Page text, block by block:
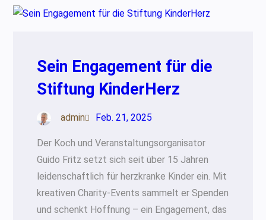
Sein Engagement für die
Stiftung KinderHerz
admin Feb. 21, 2025
Der Koch und Veranstaltungsorganisator
Guido Fritz setzt sich seit über 15 Jahren
leidenschaftlich für herzkranke Kinder ein. Mit
kreativen Charity-Events sammelt er Spenden
und schenkt Hoffnung – ein Engagement, das